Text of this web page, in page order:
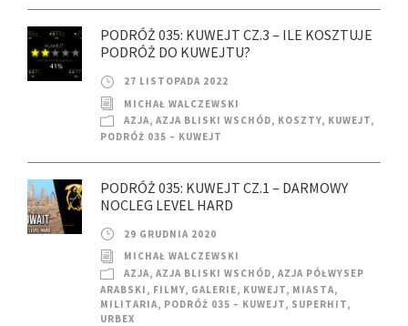
PODRÓŻ 035: KUWEJT CZ.3 – ILE KOSZTUJE
PODRÓŻ DO KUWEJTU?
27 LISTOPADA 2022
MICHAŁ WALCZEWSKI
AZJA, AZJA BLISKI WSCHÓD, KOSZTY, KUWEJT,
PODRÓŻ 035 – KUWEJT
PODRÓŻ 035: KUWEJT CZ.1 – DARMOWY
NOCLEG LEVEL HARD
29 GRUDNIA 2020
MICHAŁ WALCZEWSKI
AZJA, AZJA BLISKI WSCHÓD, AZJA PÓŁWYSEP
ARABSKI , FILMY, GALERIE, KUWEJT, MIASTA,
MILITARIA, PODRÓŻ 035 – KUWEJT, SUPERHIT,
URBEX